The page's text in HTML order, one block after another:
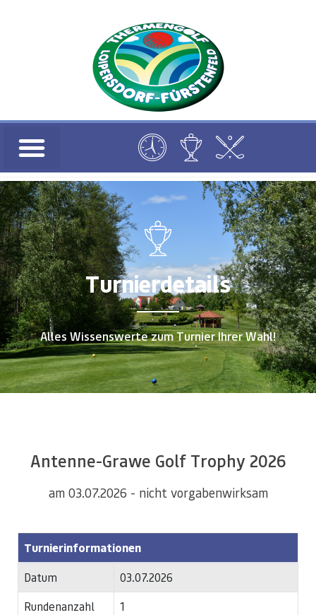
Turnierdetails
Alles Wissenswerte zum Turnier Ihrer Wahl!
Antenne-Grawe Golf Trophy 2026
am 03.07.2026 - nicht vorgabenwirksam
Turnierinformationen
Datum
03.07.2026
Rundenanzahl
1